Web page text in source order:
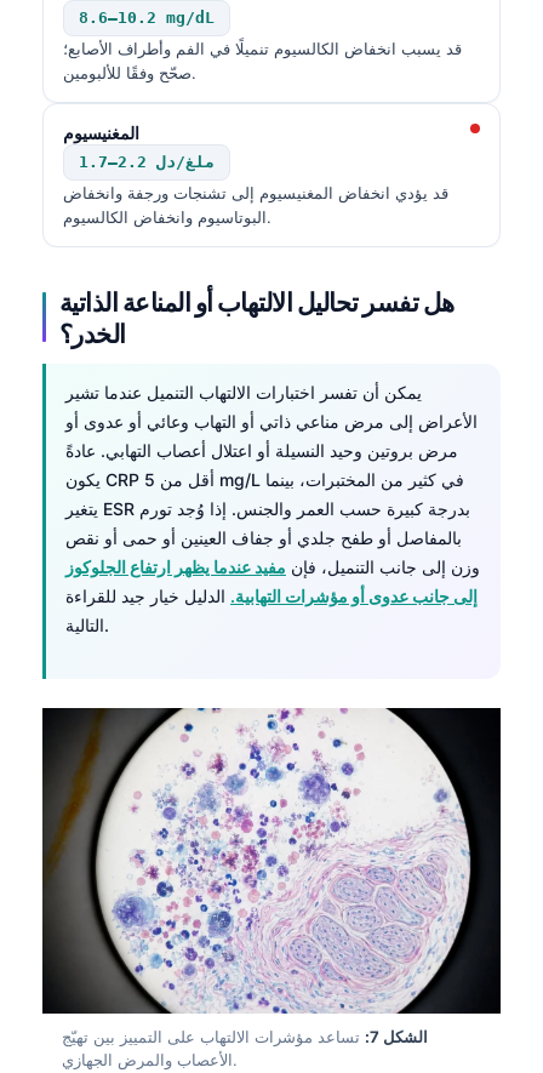
8.6–10.2 mg/dL
قد يسبب انخفاض الكالسيوم تنميلًا في الفم وأطراف الأصابع؛
صحّح وفقًا للألبومين.
المغنيسيوم
1.7–2.2 ملغ/دل
قد يؤدي انخفاض المغنيسيوم إلى تشنجات ورجفة وانخفاض
البوتاسيوم وانخفاض الكالسيوم.
هل تفسر تحاليل الالتهاب أو المناعة الذاتية
الخدر؟
يمكن أن تفسر اختبارات الالتهاب التنميل عندما تشير
الأعراض إلى مرض مناعي ذاتي أو التهاب وعائي أو عدوى أو
مرض بروتين وحيد النسيلة أو اعتلال أعصاب التهابي. عادةً
يكون CRP أقل من 5 mg/L في كثير من المختبرات، بينما
يتغير ESR بدرجة كبيرة حسب العمر والجنس. إذا وُجد تورم
بالمفاصل أو طفح جلدي أو جفاف العينين أو حمى أو نقص
وزن إلى جانب التنميل، فإن مفيد عندما يظهر ارتفاع الجلوكوز
إلى جانب عدوى أو مؤشرات التهابية. الدليل خيار جيد للقراءة
التالية.
الشكل 7:
تساعد مؤشرات الالتهاب على التمييز بين تهيّج
الأعصاب والمرض الجهازي.
한국어
Slovenščina
Magyar
Shqip
বাংলা
اردو
मराठी
తెలుగు
മലയാളം
Bahasa Melayu
Tiếng Việt
Tagalog
ไทย
ဗမာစာ
Kiswahili
አማርኛ
Українська
O‘zbekcha
Català
Қазақ тілі
Hrvatski
Slovenčina